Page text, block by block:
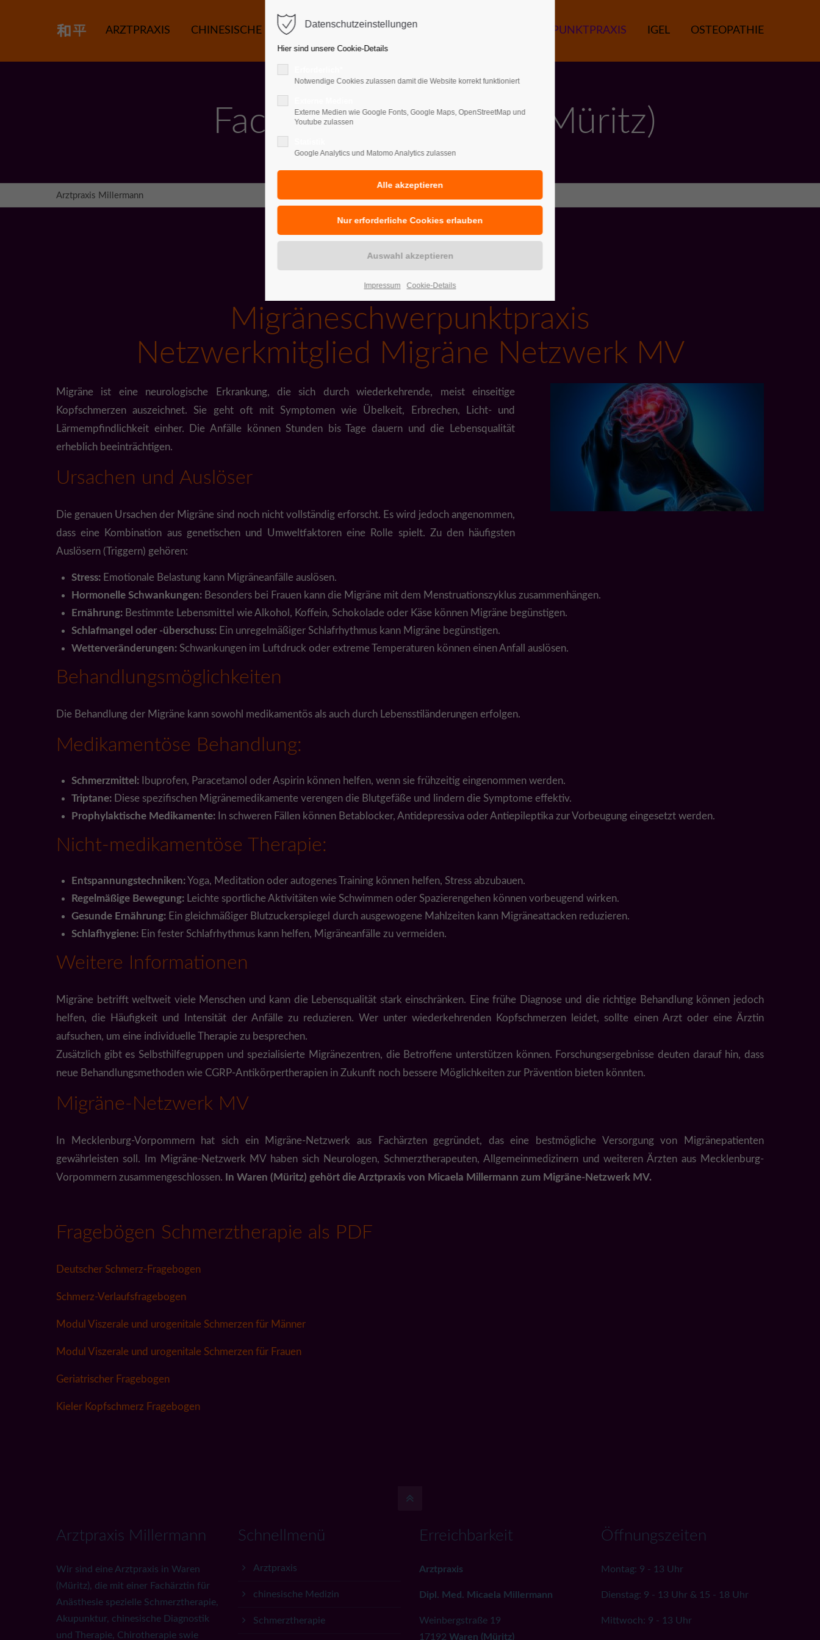
ARZTPRAXIS CHINESISCHE MEDIZIN SCHMERZTHERAPIE MIGRÄNESCHWERPUNKTPRAXIS IGEL OSTEOPATHIE
Arztpraxis Micaela Millermann
Fachärztin in Waren (Müritz)
Arztpraxis Millermann
Arztpraxis Millermann Waren (Müritz)
Migräneschwerpunktpraxis
Netzwerkmitglied Migräne Netzwerk MV
Migräne ist eine neurologische Erkrankung, die sich durch wiederkehrende, meist einseitige
Kopfschmerzen auszeichnet. Sie geht oft mit Symptomen wie Übelkeit, Erbrechen, Licht- und
Lärmempfindlichkeit einher. Die Anfälle können Stunden bis Tage dauern und die Lebensqualität
erheblich beeinträchtigen.
Ursachen und Auslöser
Die genauen Ursachen der Migräne sind noch nicht vollständig erforscht. Es wird jedoch angenommen,
dass eine Kombination aus genetischen und Umweltfaktoren eine Rolle spielt. Zu den häufigsten
Auslösern (Triggern) gehören:
Stress: Emotionale Belastung kann Migräneanfälle auslösen.
Hormonelle Schwankungen: Besonders bei Frauen kann die Migräne mit dem Menstruationszyklus zusammenhängen.
Ernährung: Bestimmte Lebensmittel wie Alkohol, Koffein, Schokolade oder Käse können Migräne begünstigen.
Schlafmangel oder -überschuss: Ein unregelmäßiger Schlafrhythmus kann Migräne begünstigen.
Wetterveränderungen: Schwankungen im Luftdruck oder extreme Temperaturen können einen Anfall auslösen.
Behandlungsmöglichkeiten
Die Behandlung der Migräne kann sowohl medikamentös als auch durch Lebensstiländerungen erfolgen.
Medikamentöse Behandlung:
Schmerzmittel: Ibuprofen, Paracetamol oder Aspirin können helfen, wenn sie frühzeitig eingenommen werden.
Triptane: Diese spezifischen Migränemedikamente verengen die Blutgefäße und lindern die Symptome effektiv.
Prophylaktische Medikamente: In schweren Fällen können Betablocker, Antidepressiva oder Antiepileptika zur Vorbeugung eingesetzt werden.
Nicht-medikamentöse Therapie:
Entspannungstechniken: Yoga, Meditation oder autogenes Training können helfen, Stress abzubauen.
Regelmäßige Bewegung: Leichte sportliche Aktivitäten wie Schwimmen oder Spazierengehen können vorbeugend wirken.
Gesunde Ernährung: Ein gleichmäßiger Blutzuckerspiegel durch ausgewogene Mahlzeiten kann Migräneattacken reduzieren.
Schlafhygiene: Ein fester Schlafrhythmus kann helfen, Migräneanfälle zu vermeiden.
Weitere Informationen
Migräne betrifft weltweit viele Menschen und kann die Lebensqualität stark einschränken. Eine frühe Diagnose und die richtige Behandlung können jedoch
helfen, die Häufigkeit und Intensität der Anfälle zu reduzieren. Wer unter wiederkehrenden Kopfschmerzen leidet, sollte einen Arzt oder eine Ärztin
aufsuchen, um eine individuelle Therapie zu besprechen.
Zusätzlich gibt es Selbsthilfegruppen und spezialisierte Migränezentren, die Betroffene unterstützen können. Forschungsergebnisse deuten darauf hin, dass
neue Behandlungsmethoden wie CGRP-Antikörpertherapien in Zukunft noch bessere Möglichkeiten zur Prävention bieten könnten.
Migräne-Netzwerk MV
In Mecklenburg-Vorpommern hat sich ein Migräne-Netzwerk aus Fachärzten gegründet, das eine bestmögliche Versorgung von Migränepatienten
gewährleisten soll. Im Migräne-Netzwerk MV haben sich Neurologen, Schmerztherapeuten, Allgemeinmedizinern und weiteren Ärzten aus Mecklenburg-
Vorpommern zusammengeschlossen.
In Waren (Müritz) gehört die Arztpraxis von Micaela Millermann zum Migräne-Netzwerk MV.
Fragebögen Schmerztherapie als PDF
Deutscher Schmerz-Fragebogen
Schmerz-Verlaufsfragebogen
Modul Viszerale und urogenitale Schmerzen für Männer
Modul Viszerale und urogenitale Schmerzen für Frauen
Geriatrischer Fragebogen
Kieler Kopfschmerz Fragebogen
Arztpraxis Millermann
Wir sind eine Arztpraxis in Waren
(Müritz), die mit einer Fachärztin für
Anästhesie spezielle Schmerztherapie,
Akupunktur, chinesische Diagnostik
und Therapie, Chirotherapie swie
Schnellmenü
Arztpraxis
chinesische Medizin
Schmerztherapie
Erreichbarkeit
Arztpraxis
Dipl. Med. Micaela Millermann
Weinbergstraße 19
17192 Waren (Müritz)
Öffnungszeiten
Montag: 9 - 13 Uhr
Dienstag: 9 - 13 Uhr & 15 - 18 Uhr
Mittwoch: 9 - 13 Uhr
Datenschutzeinstellungen
Hier sind unsereCookie-Details
Notwendige Cookies zulassen damit die Website korrekt funktioniert
Externe Medien wie Google Fonts, Google Maps, OpenStreetMap und
Youtube zulassen
Google Analytics und Matomo Analytics zulassen
Impressum Cookie-Details